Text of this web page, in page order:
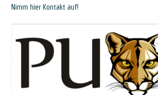
Nimm hier Kontakt auf!